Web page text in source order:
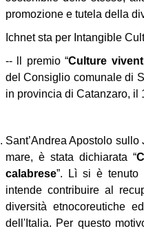
promozione e tutela della
Ichnet sta per Intangible
-- ll premio “Culture
del Consiglio comunale di
in provincia di Catanzaro, il
Sant’Andrea Apostolo
mare, è stata dichiarata “
calabrese”. Lì si è tenuto
intende contribuire al
diversità etnocoreutiche
dell'Italia. Per questo